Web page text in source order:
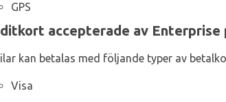
GPS
accepterade av Enterprise
kan betalas med följande typer av
Visa